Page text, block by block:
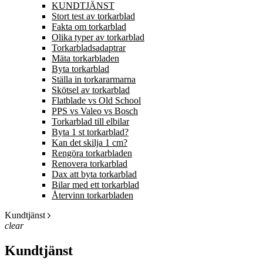
KUNDTJÄNST
Stort test av torkarblad
Fakta om torkarblad
Olika typer av torkarblad
Torkarbladsadaptrar
Mäta torkarbladen
Byta torkarblad
Ställa in torkararmarna
Skötsel av torkarblad
Flatblade vs Old School
PPS vs Valeo vs Bosch
Torkarblad till elbilar
Byta 1 st torkarblad?
Kan det skilja 1 cm?
Rengöra torkarbladen
Renovera torkarblad
Dax att byta torkarblad
Bilar med ett torkarblad
Återvinn torkarbladen
Kundtjänst
clear
Kundtjänst